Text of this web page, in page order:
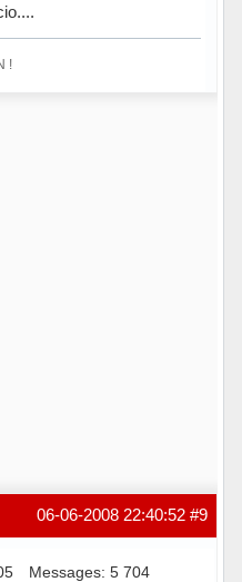
!
#9
06-06-2008 22:40:52
Messages: 5 704